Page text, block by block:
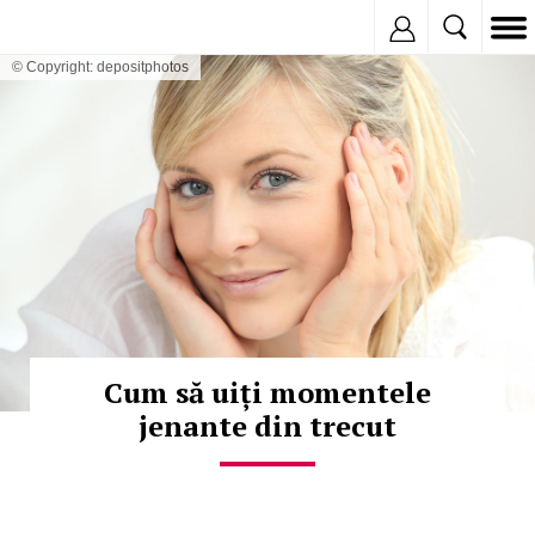
© Copyright: depositphotos
Cum să uiți momentele
jenante din trecut